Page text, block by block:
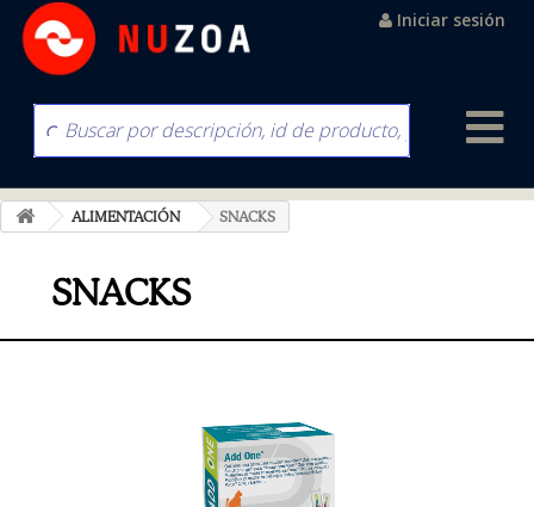
Iniciar sesión
ALIMENTACIÓN SNACKS
SNACKS